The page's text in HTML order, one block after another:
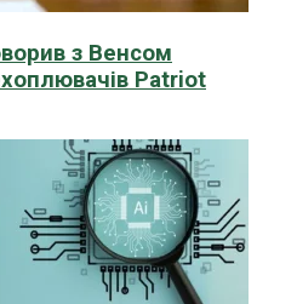
з Венсом
Patriot